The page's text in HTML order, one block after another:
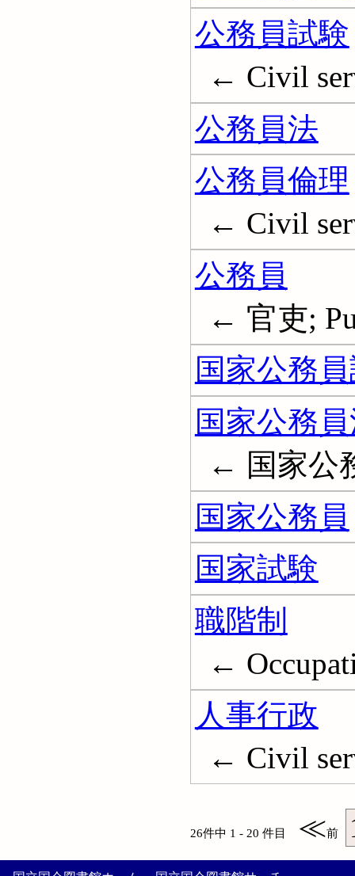
公務員試験
← Civil
公務員法
公務員倫理
← Civil
公務員
← 官吏;
国家公務
国家公務
← 国家公
国家公務員
国家試験
職階制
←
人事行政
← Civil
26件中 1 - 20 件目 ≪前